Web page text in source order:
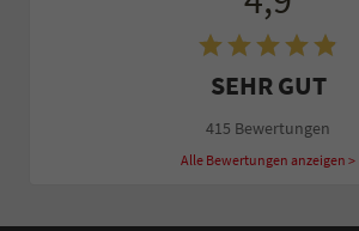
SEHR GUT
415 Bewertungen
Alle Bewertungen anzeigen >